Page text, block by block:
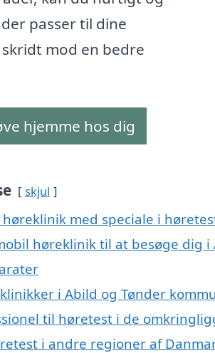
passer til dine
mod en bedre
hjemme hos dig
skjul
med speciale i
høreklinik til at besøge dig i
i Abild og Tønder
til høretest i de
i andre regioner af